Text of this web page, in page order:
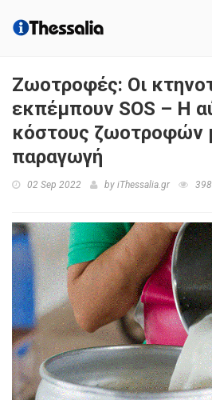
Ζωοτροφές: Οι
εκπέμπουν SOS – Η
κόστους ζωοτροφών
παραγωγή
02 Sep 2022 by iThessalia.gr 398